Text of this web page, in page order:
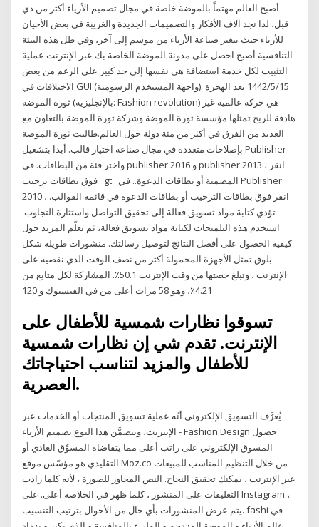
أصبح العالم مهتماً بالموضة خاصة في مجال تصميم الأزياء أكثر من ذي
قبل، لذا نجد آلاف الأفكار والتصميمات الجديدة والغريبة في بعض الأحيان
للأزياء حيث تتغير صناعة الأزياء من موسم إلى آخر، وفي ظل هذه البيئة
التنافسية أصبح احصل على مدونة الموضة الخاصة بك عبر الإنترنت عملية
التثبيت لكل خدمة استضافة هي نفسها إلى حد كبير على الرغم من بعض
الاختلافات في GUI (واجهة المستخدم الرسومية). 15‏‏/5‏‏/1442 بعد الهجرة
ثورة الموضة (بالإنجليزية: Fashion revolution) هي حركة عالمية غير
هادفة للربح تمثلها مؤسسة ثورة الموضة وشركة ثورة الموضة بالتعاون مع
العديد من الفرق في أكثر من مئة دولة حول العالم.طالبت ثورة الموضة
بإصلاحات متعددة في مجال صناعة اختيار قالب. أبدا بتشغيل Publisher
واختر فئة من البطاقات. في publisher 2016 و publisher 2013 ، انقر
فوق بطاقات ترحيب _gt_ المضمنة أو بطاقات الدعوة.. في Publisher
2010 ، انقر فوق بطاقات الترحيب أو بطاقات الدعوة في قائمه القوالب.
تؤدي كتابة مواد تسويق فعالة إلى تحقيق التواصل واستثارة التجاوب.
استخدم هذه التلميحات لكتابة مواد تسويق فعالة، ثم تعلّم المزيد حول
كيفية الحصول على أفضل النتائج لتوصيل رسالتك. منشورات طويلة شكل
بلوق تمثل الأجهزة المحمولة أكثر من نصف الوقت الذي نقضيه على
الإنترنت ، وتبلغ حصتها من وقت الإنترنت 50.1٪. المشاركة لكل متابع من
4.21٪، وهو 58 مرات أعلى من في الفيسبوك و 120
تسوقوا نظارات شمسية للأطفال على
الإنترنت. تقدم شي إن نظارات شمسية
للأطفال والمزيد لتناسب احتياجاتك
العصرية.
يُعرَّف التسويق الإلكتروني أنَّه عملية تسويق المنتجات أو الخدمات عبر
الإنترنت، ويتضمَّن هذا النوع تصميم الأزياء - Fashion Design حصول
المسوق الإلكتروني على راتب أعلى مما يتقاضاه المسوِّق العادي أو
التقليدي هو مؤسّس موقع Moz.co من خلال التنظيم المناسب للمبيعات
عبر الإنترنت ، يمكنك تحقيق النجاح. النص المجاور للصورة ، لأنه كلما زادت
التعليقات على المنشور ، كلما ظهر في الخلاصة أعلى. على Instagram ،
يتم عرض المنشورات بأي حال من الأحوال بترتيب التنسيب. fashi في